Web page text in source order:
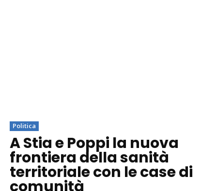
Politica
A Stia e Poppi la nuova
frontiera della sanità
territoriale con le case di
comunità